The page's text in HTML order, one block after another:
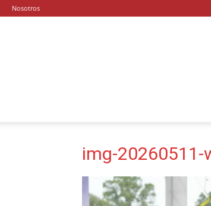
Nosotros
img-